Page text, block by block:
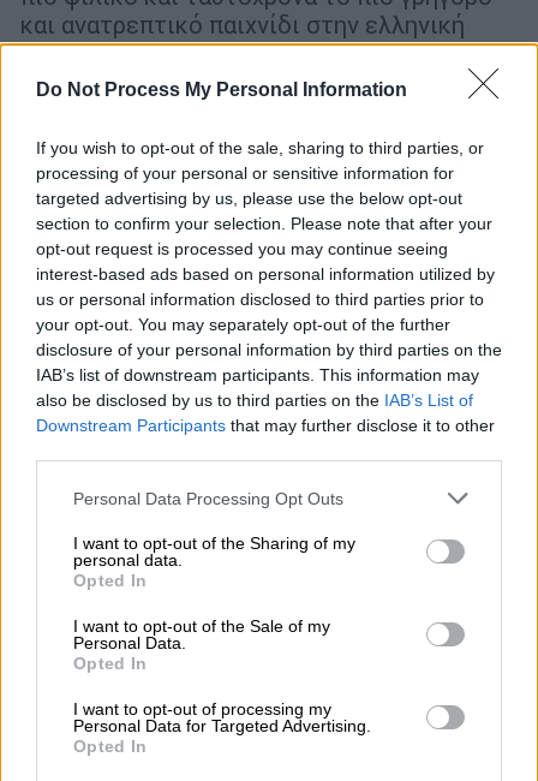
Do Not Process My Personal Information
If you wish to opt-out of the sale, sharing to third parties, or
processing of your personal or sensitive information for
targeted advertising by us, please use the below opt-out
section to confirm your selection. Please note that after your
opt-out request is processed you may continue seeing
interest-based ads based on personal information utilized by
us or personal information disclosed to third parties prior to
your opt-out. You may separately opt-out of the further
disclosure of your personal information by third parties on the
IAB’s list of downstream participants. This information may
also be disclosed by us to third parties on the IAB’s List of
Downstream Participants that may further disclose it to other
Please note that this website/app uses one or more Google
not limited to your visit or usage behaviour. You may click to
grant or deny consent to Google and its third-party tags to
use your data for below specified purposes in below Google
consent section.
Personal Data Processing Opt Outs
I want to opt-out of the Sharing of my
personal data.
Opted In
I want to opt-out of the Sale of my
Personal Data.
Opted In
I want to opt-out of processing my
Personal Data for Targeted Advertising.
Opted In
και ανατρεπτικό παιχνίδι στην ελληνική
τηλεόραση
Lifestyle|04.04.2023 20:30
Τσουνάμι... χωρισμών στην ελληνική
showbiz
τελευταίο καιρό στην ελληνική showbiz, με
τους celebrities ν' ακολουθούν χωριστούς